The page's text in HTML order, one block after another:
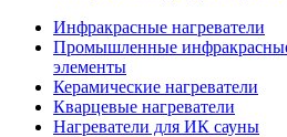
Инфракрасные нагреватели
Промышленные
элементы
Керамические нагреватели
Кварцевые нагреватели
Нагреватели для ИК сауны